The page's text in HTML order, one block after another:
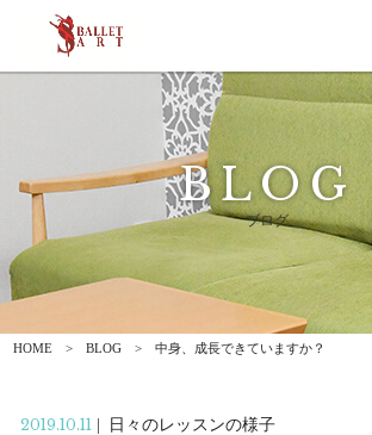
BLOG
ブログ
HOME BLOG 中身、成長できていますか？
2019.10.11| 日々のレッスンの様子